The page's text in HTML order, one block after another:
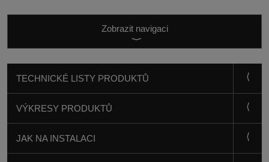
Zobrazitnavigaci
TECHNICKÉ LISTY PRODUKTŮ
VÝKRESY PRODUKTŮ
JAK NA INSTALACI